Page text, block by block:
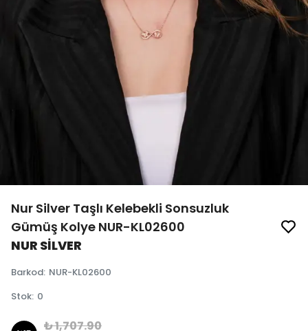
Nur Silver Taşlı Kelebekli Sonsuzluk
Gümüş Kolye NUR-KL02600
NUR SİLVER
Barkod: NUR-KL02600
Stok: 0
₺ 1,707.90